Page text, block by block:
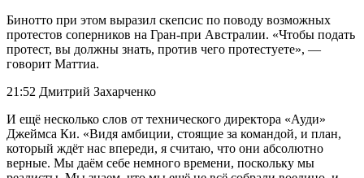
Бинотто при этом выразил скепсис по поводу возможных
протестов соперников на Гран-при Австралии. «Чтобы подать
протест, вы должны знать, против чего протестуете», —
говорит Маттиа.
21:52 Дмитрий Захарченко
И ещё несколько слов от технического директора «Ауди»
Джеймса Ки. «Видя амбиции, стоящие за командой, и план,
который ждёт нас впереди, я считаю, что они абсолютно
верные. Мы даём себе немного времени, поскольку мы